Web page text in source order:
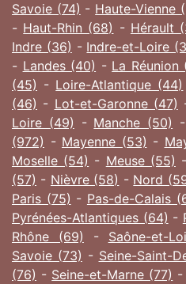
Savoie (74) - Haute-Vienne
- Haut-Rhin (68) - Hérault
Indre (36) - Indre-et-Loire
- Landes (40) - La Réunion
(45) - Loire-Atlantique (44)
(46) - Lot-et-Garonne (47)
Loire (49) - Manche (50) -
(972) - Mayenne (53) -
Moselle (54) - Meuse (55) -
(57) - Nièvre (58) - Nord
Paris (75) - Pas-de-Calais
Pyrénées-Atlantiques (64) -
Rhône (69) - Saône-et-
Savoie (73) - Seine-Saint-
(76) - Seine-et-Marne (77) -